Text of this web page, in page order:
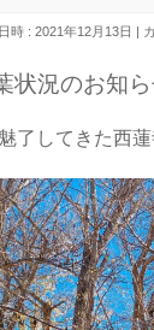
時 : 2021年12月13日
状況のお知ら
了してきた西